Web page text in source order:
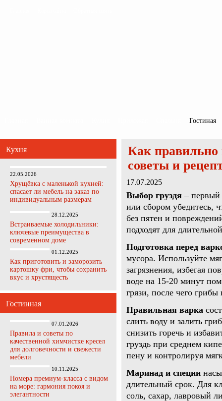
Гостиная
Кухня
22.05.2026
Хрущёвка с маленькой кухней:
спасает ли мебель на заказ по
индивидуальным размерам
28.12.2025
Встраиваемые холодильники:
ключевые преимущества в
современном доме
01.12.2025
Как приготовить и заморозить
картошку фри, чтобы сохранить
вкус и хрустящесть
Гостинная
07.01.2026
Правила и советы по
качественной химчистке кресел
для долговечности и свежести
мебели
10.11.2025
Номера премиум-класса с видом
на море: гармония покоя и
элегантности
Как правильно
советы и
17.07.2025
Выбор груздя – первый
или сбором убедитесь,
без пятен и
подходят для
Подготовка перед
мусора. Используйте
загрязнения, избегая
воде на 15-20 минут
грязи, после чего
Правильная варка
слить воду и залить
снизить горечь и
груздь при среднем
пену и контролируя
Маринад и специи
длительный срок. Для
соль, сахар, лавровый